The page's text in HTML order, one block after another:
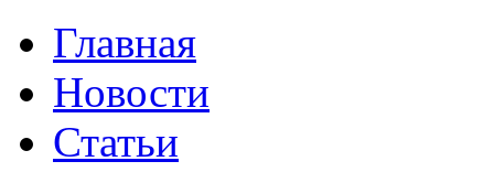
Главная
Новости
Статьи